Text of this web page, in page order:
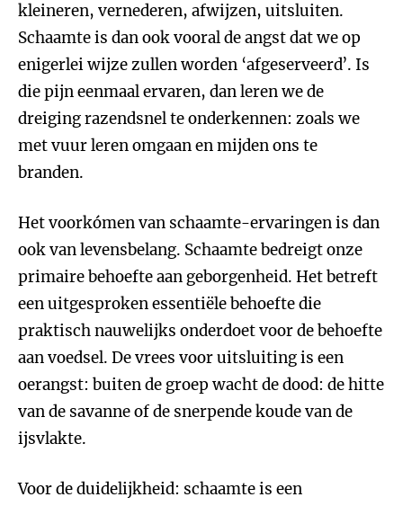
kleineren, vernederen, afwijzen, uitsluiten.
Schaamte is dan ook vooral de angst dat we op
enigerlei wijze zullen worden ‘afgeserveerd’. Is
die pijn eenmaal ervaren, dan leren we de
dreiging razendsnel te onderkennen: zoals we
met vuur leren omgaan en mijden ons te
branden.
Het voorkómen van schaamte-ervaringen is dan
ook van levensbelang. Schaamte bedreigt onze
primaire behoefte aan geborgenheid. Het betreft
een uitgesproken essentiële behoefte die
praktisch nauwelijks onderdoet voor de behoefte
aan voedsel. De vrees voor uitsluiting is een
oerangst: buiten de groep wacht de dood: de hitte
van de savanne of de snerpende koude van de
ijsvlakte.
Voor de duidelijkheid: schaamte is een